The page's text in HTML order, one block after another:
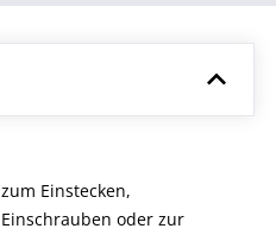
zum Einstecken,
Einschrauben oder zur